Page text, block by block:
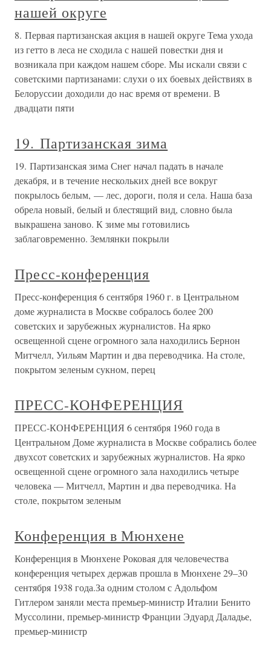
нашей округе
8. Первая партизанская акция в нашей округе Тема ухода
из гетто в леса не сходила с нашей повестки дня и
возникала при каждом нашем сборе. Мы искали связи с
советскими партизанами: слухи о их боевых действиях в
Белоруссии доходили до нас время от времени. В
двадцати пяти
19. Партизанская зима
19. Партизанская зима Снег начал падать в начале
декабря, и в течение нескольких дней все вокруг
покрылось белым, — лес, дороги, поля и села. Наша база
обрела новый, белый и блестящий вид, словно была
выкрашена заново. К зиме мы готовились
заблаговременно. Землянки покрыли
Пресс-конференция
Пресс-конференция 6 сентября 1960 г. в Центральном
доме журналиста в Москве собралось более 200
советских и зарубежных журналистов. На ярко
освещенной сцене огромного зала находились Бернон
Митчелл, Уильям Мартин и два переводчика. На столе,
покрытом зеленым сукном, перец
ПРЕСС-КОНФЕРЕНЦИЯ
ПРЕСС-КОНФЕРЕНЦИЯ 6 сентября 1960 года в
Центральном Доме журналиста в Москве собрались более
двухсот советских и зарубежных журналистов. На ярко
освещенной сцене огромного зала находились четыре
человека — Митчелл, Мартин и два переводчика. На
столе, покрытом зеленым
Конференция в Мюнхене
Конференция в Мюнхене Роковая для человечества
конференция четырех держав прошла в Мюнхене 29–30
сентября 1938 года.За одним столом с Адольфом
Гитлером заняли места премьер-министр Италии Бенито
Муссолини, премьер-министр Франции Эдуард Даладье,
премьер-министр